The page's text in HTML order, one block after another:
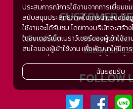
CUSTOMER
วิธีการสั่งซื้อ วิธีการชำระเงิน
ยืนยันการชำระ
FOLLOW
ประสบการณ์การใช้งานจากการเยี่ยมชม
สนับสนุนประสิทธิภาพในการนำเสนอข้อ
ใช้งานจะได้รับชม โดยทางบริษัทจะสร้า
ในอินเตอร์เน็ตเบราว์เซอร์ของผู้เข้าใช้ง
สนใจของผู้เข้าใช้งาน เพื่อพัฒนาให้มีก
กับความชื่นชอบและความสนใจในการใช้
ประสิทธิภาพในการแสดงผลของข้อมูล ร
สะดวกในการให้บริการต่างๆ ภายในเว็บ
ใช้งานกลับมาเยี่ยมชม หรือกลับเข้ามาใ
การเก็บข้อมูลด้วยคุกกี้จะไม่ระบุตัวตนขอ
ฉันยอมรับ